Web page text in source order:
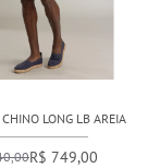
LONG LB AREIA
R$ 749,00